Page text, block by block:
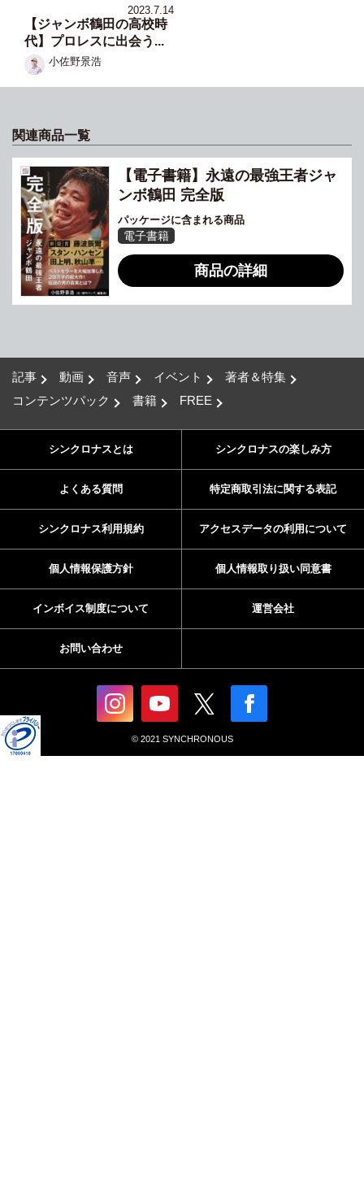
2023.7.14
【ジャンボ鶴田の高校時
代】プロレスに出会う...
小佐野景浩
関連商品一覧
【電子書籍】永遠の最強王者ジャ
ンボ鶴田 完全版
パッケージに含まれる商品
電子書籍
商品の詳細
記事 動画 音声 イベント
著者＆特集
コンテンツパック
書籍 FREE
シンクロナスとは シンクロナスの楽しみ方
よくある質問 特定商取引法に関する表記
シンクロナス利用規約 アクセスデータの利用について
個人情報保護方針 個人情報取り扱い同意書
インボイス制度について 運営会社
お問い合わせ
© 2021 SYNCHRONOUS